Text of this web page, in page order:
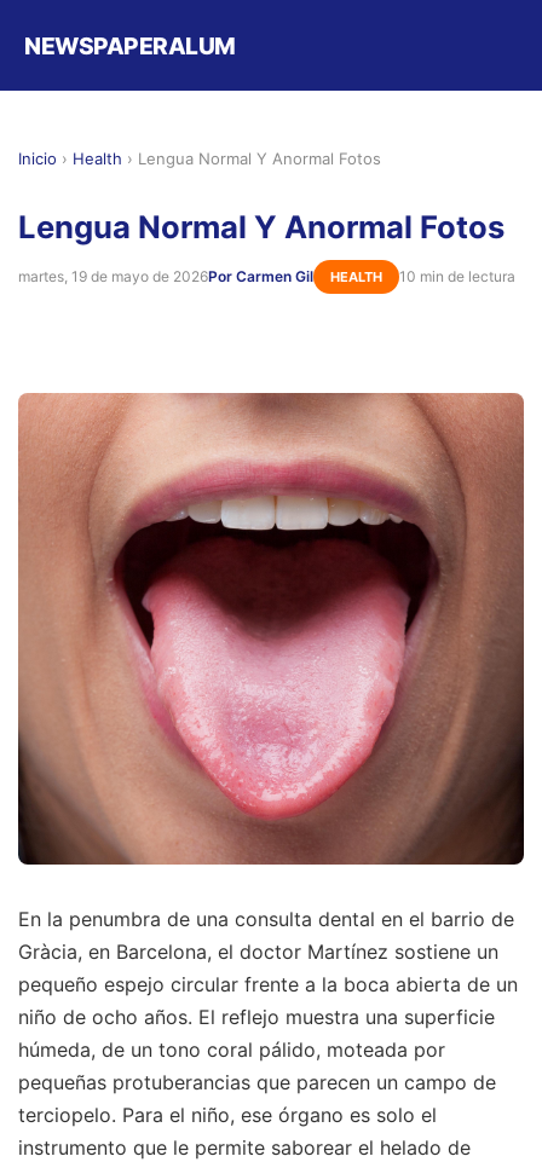
NEWSPAPERALUM
Inicio › Health › Lengua Normal Y Anormal Fotos
Lengua Normal Y Anormal Fotos
martes, 19 de mayo de 2026Por Carmen Gil HEALTH 10 min de lectura
En la penumbra de una consulta dental en el barrio de
Gràcia, en Barcelona, el doctor Martínez sostiene un
pequeño espejo circular frente a la boca abierta de un
niño de ocho años. El reflejo muestra una superficie
húmeda, de un tono coral pálido, moteada por
pequeñas protuberancias que parecen un campo de
terciopelo. Para el niño, ese órgano es solo el
instrumento que le permite saborear el helado de